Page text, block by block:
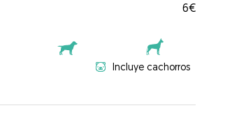
6€
Incluye cachorros